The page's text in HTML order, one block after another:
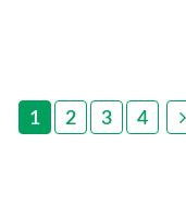
1 2 3 4